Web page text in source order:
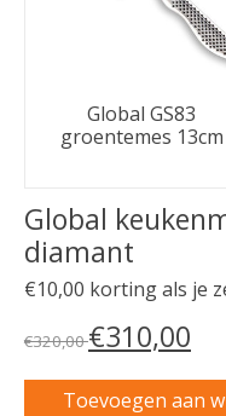
Global GS83
groentemes 13cm
Global
diamant
€10,00 korting als je
€320,00€310,00
Toevoegen aan